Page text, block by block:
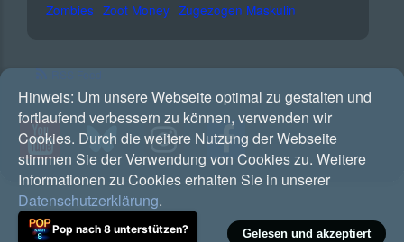
Zombies Zoot Money Zugezogen Maskulin
Hinweis: Um unsere Webseite optimal zu gestalten und
fortlaufend verbessern zu können, verwenden wir
Cookies. Durch die weitere Nutzung der Webseite
stimmen Sie der Verwendung von Cookies zu. Weitere
Informationen zu Cookies erhalten Sie in unserer
Datenschutzerklärung.
Gelesen und akzeptiert
Pop nach 8 unterstützen?